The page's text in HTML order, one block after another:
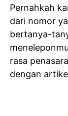
Pernahkah
dari nomor
bertanya-
rasa
dengan